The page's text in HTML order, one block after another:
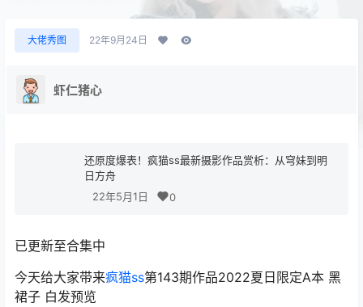
大佬秀图 22年9月24日
虾仁猪心
还原度爆表！疯猫ss最新摄影作品赏析：从穹妹到明
日方舟
22年5月1日
0
已更新至合集中
今天给大家带来疯猫ss第143期作品2022夏日限定A本 黑
裙子 白发预览